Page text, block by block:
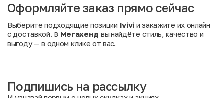
Оформляйте заказ прямо сейчас
Выберите подходящие позиции Ivivi и закажите их онлайн
с доставкой. В Мегахенд вы найдёте стиль, качество и
выгоду — в одном клике от вас.
Подпишись на рассылку